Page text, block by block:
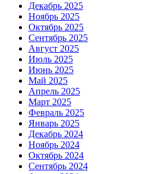
Декабрь 2025
Ноябрь 2025
Октябрь 2025
Сентябрь 2025
Август 2025
Июль 2025
Июнь 2025
Май 2025
Апрель 2025
Март 2025
Февраль 2025
Январь 2025
Декабрь 2024
Ноябрь 2024
Октябрь 2024
Сентябрь 2024